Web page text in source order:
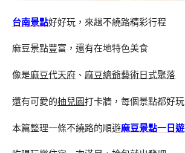
台南景點好好玩，來趟不繞路精彩行程
麻豆景點豐富，還有在地特色美食
像是麻豆代天府 、 麻豆總爺藝術日式聚落
還有可愛的柚兒園打卡牆，每個景點都好玩
本篇整理一條不繞路的順遊麻豆景點一日遊